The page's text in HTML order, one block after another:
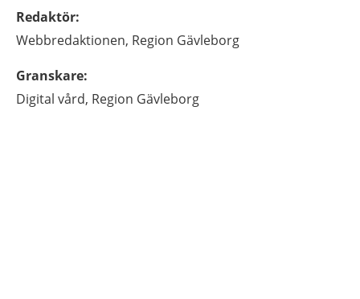
Redaktör:
Webbredaktionen, Region Gävleborg
Granskare:
Digital vård, Region Gävleborg